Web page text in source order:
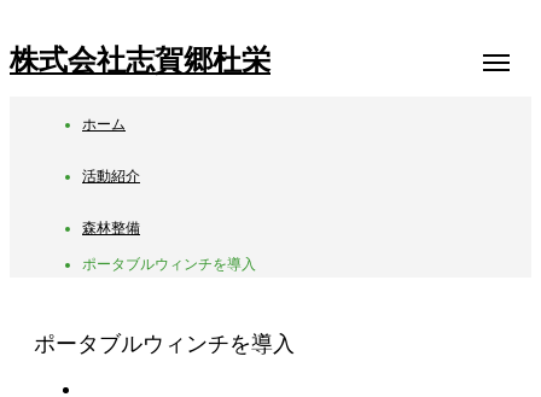
株式会社志賀郷杜栄
ホーム
活動紹介
森林整備
ポータブルウィンチを導入
ポータブルウィンチを導入